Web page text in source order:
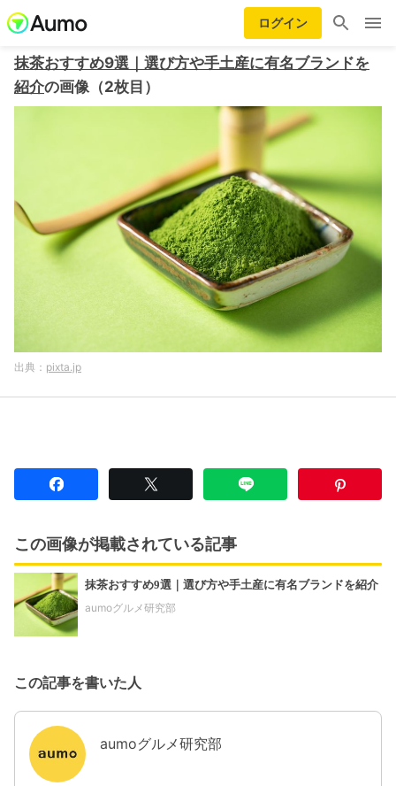
ログイン
抹茶おすすめ9選｜選び方や手土産に有名ブランドを
紹介の画像（2枚目）
pixta.jp
この画像が掲載されている記事
抹茶おすすめ9選｜選び方や手土産に有名ブランドを紹介
aumoグルメ研究部
この記事を書いた人
aumoグルメ研究部